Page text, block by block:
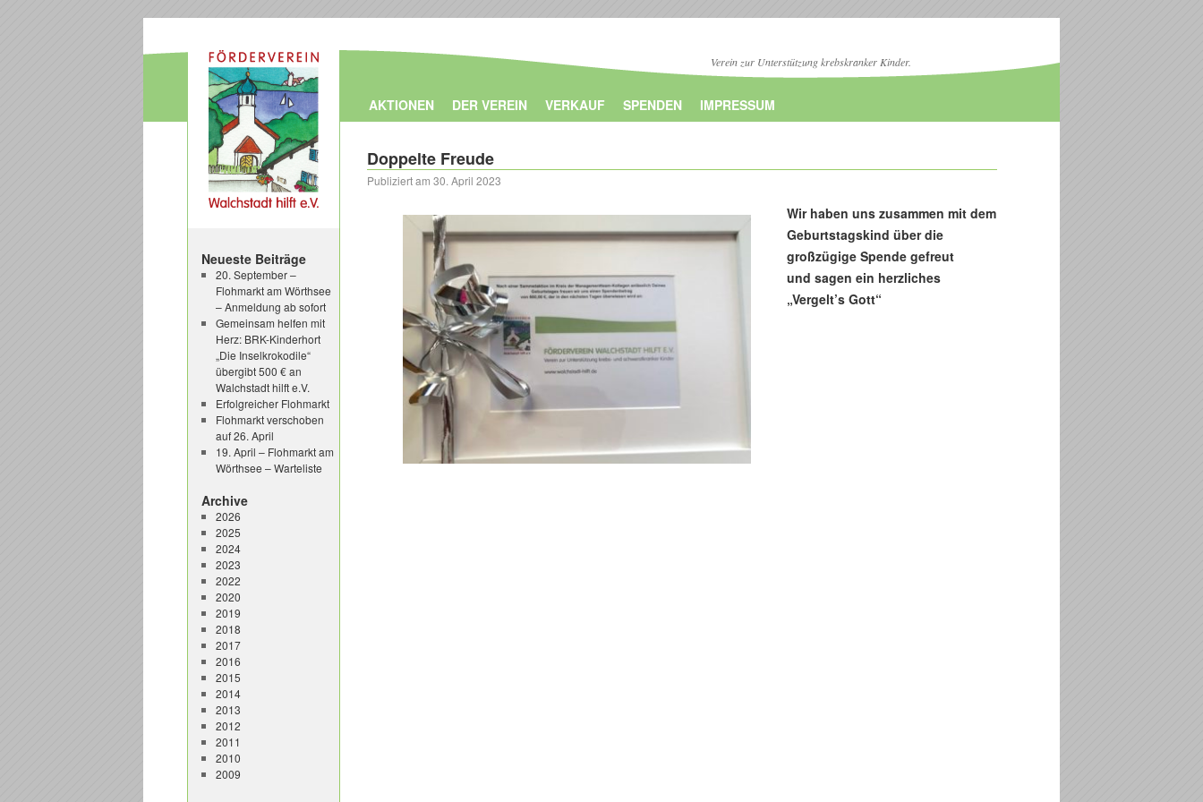
Verein zur Unterstützung krebskranker Kinder.
AKTIONEN DER VEREIN VERKAUF SPENDEN IMPRESSUM
Doppelte Freude
Publiziert am 30. April 2023
Wir haben uns zusammen mit dem
Geburtstagskind über die
großzügige Spende gefreut
und sagen ein herzliches
„Vergelt’s Gott“
Neueste Beiträge
20. September –
Flohmarkt am Wörthsee
– Anmeldung ab sofort
Gemeinsam helfen mit
Herz: BRK-Kinderhort
„Die Inselkrokodile“
übergibt 500 € an
Walchstadt hilft e.V.
Erfolgreicher Flohmarkt
Flohmarkt verschoben
auf 26. April
19. April – Flohmarkt am
Wörthsee – Warteliste
Archive
2026
2025
2024
2023
2022
2020
2019
2018
2017
2016
2015
2014
2013
2012
2011
2010
2009